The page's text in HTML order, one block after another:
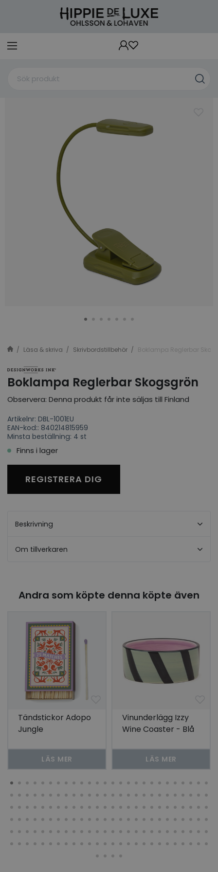
Läsa & skriva Skrivbordstillbehör Boklampa Reglerbar
Boklampa Reglerbar Skogsgrön
Observera: Denna produkt får inte säljas till Finland
Artikelnr: DBL-1001EU
EAN-kod:: 840214815959
Minsta beställning: 4 st
Finns i lager
REGISTRERA DIG
Beskrivning
Om tillverkaren
Andra som köpte denna köpte även
Tändstickor Adopo
Jungle
LÄS MER
Vinunderlägg Izzy
Wine Coaster - Blå
LÄS MER